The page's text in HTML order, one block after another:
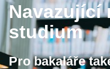
Navazující
studium
Pro bakaláře